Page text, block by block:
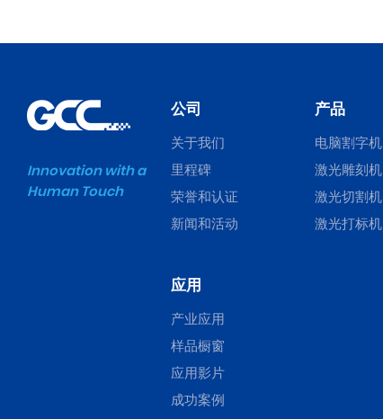
Innovation with a
Human Touch
公司
关于我们
里程碑
荣誉和认证
新闻和活动
应用
产业应用
样品橱窗
应用影片
成功案例
产品
电脑割字机
激光雕刻机
激光切割机
激光打标机